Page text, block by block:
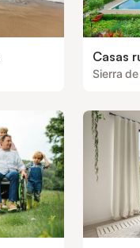
Casas
Sierra